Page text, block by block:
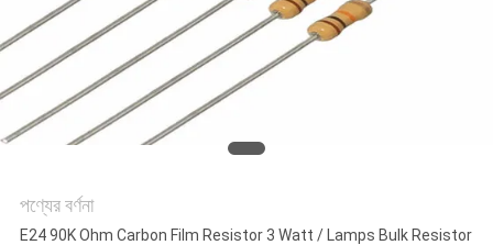
সাইট
ম্যাপ
PRIVACY
POLICY
পণ্যের বর্ণনা
E24 90K Ohm Carbon Film Resistor 3 Watt / Lamps Bulk Resistor